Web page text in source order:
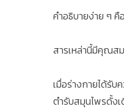
คำอธิบายง่าย ๆ
สารเหล่านี้มีคุณส
เมื่อร่างกายได้รับ
ตำรับสมุนไพรดั้งเ